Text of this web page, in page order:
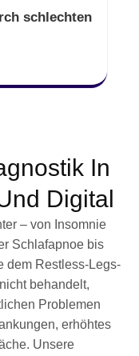
schlechten
In
Digital
– von Insomnie
Schlafapnoe bis
dem Restless-Legs-
behandelt,
Problemen
erhöhtes
Unsere